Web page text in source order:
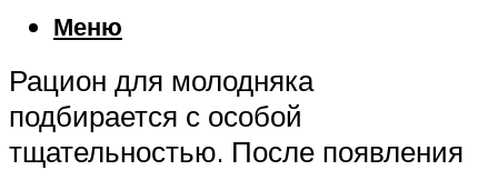
Меню
Рацион для молодняка
подбирается с особой
тщательностью. После появления